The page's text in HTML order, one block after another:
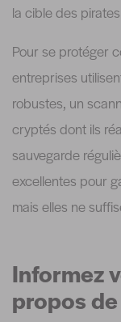
la cible des
Pour se protéger
entreprises
robustes, un
cryptés dont ils
sauvegarde
excellentes pour
mais elles ne
Informez
propos